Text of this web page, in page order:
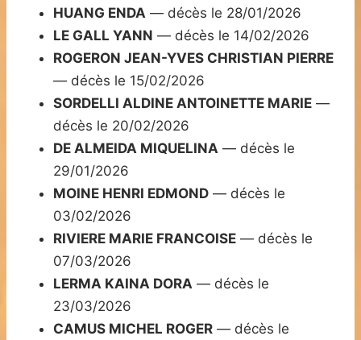
HUANG ENDA — décès le 28/01/2026
LE GALL YANN — décès le 14/02/2026
ROGERON JEAN-YVES CHRISTIAN PIERRE
— décès le 15/02/2026
SORDELLI ALDINE ANTOINETTE MARIE —
décès le 20/02/2026
DE ALMEIDA MIQUELINA — décès le
29/01/2026
MOINE HENRI EDMOND — décès le
03/02/2026
RIVIERE MARIE FRANCOISE — décès le
07/03/2026
LERMA KAINA DORA — décès le
23/03/2026
CAMUS MICHEL ROGER — décès le